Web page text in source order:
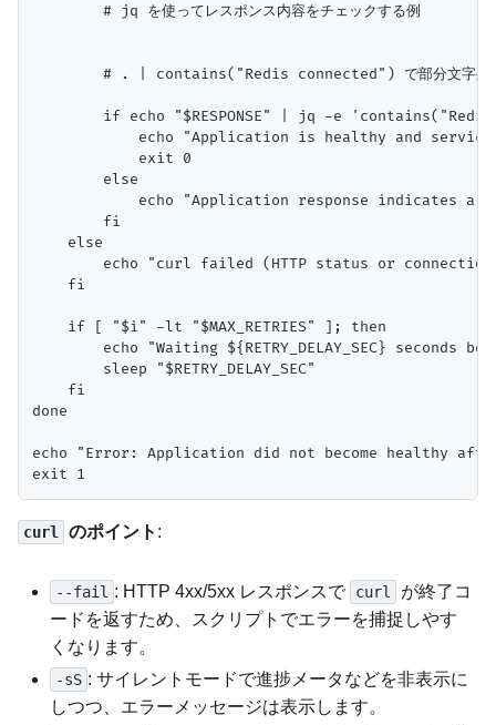
        # jq を使ってレスポンス内容をチェックする例
# . | contains("Redis connected") で部分文字列
if echo "$RESPONSE" | jq -e
echo "Application is healthy and
            exit 0
        else
echo "Application response indicates a
        fi
    else
echo "curl failed (HTTP status or
    fi
    if [ "$i" -lt "$MAX_RETRIES" ]; then
echo "Waiting ${RETRY_DELAY_SEC} seconds
        sleep "$RETRY_DELAY_SEC"
    fi
done
echo "Error: Application did not become healthy after
curl のポイント :
--fail : HTTP 4xx/5xx レスポンスで curl
が終了コ
ードを返すため、スクリプトでエラーを捕捉しやす
くなります。
-sS : サイレントモードで進捗メータなどを非表示に
しつつ、エラーメッセージは表示します。